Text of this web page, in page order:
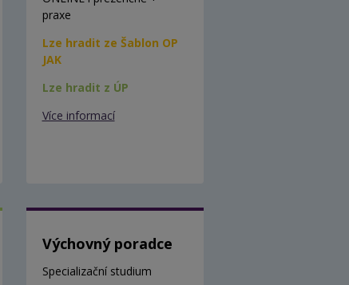
praxe
Lze hradit ze Šablon OP
JAK
Lze hradit z ÚP
Více informací
Výchovný poradce
Specializační studium